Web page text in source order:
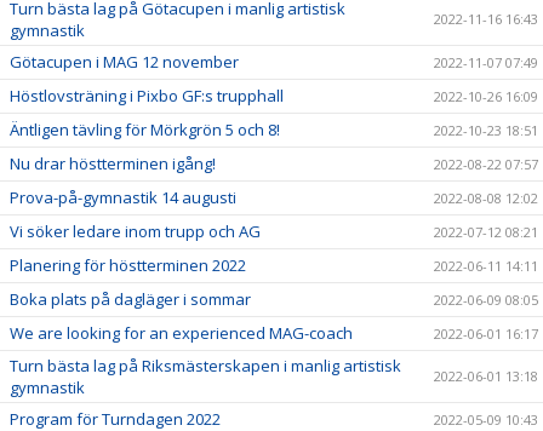
Turn bästa lag på Götacupen i manlig artistisk
gymnastik
2022-11-16 16:43
Götacupen i MAG 12 november 2022-11-07 07:49
Höstlovsträning i Pixbo GF:s trupphall 2022-10-26 16:09
Äntligen tävling för Mörkgrön 5 och 8! 2022-10-23 18:51
Nu drar höstterminen igång! 2022-08-22 07:57
Prova-på-gymnastik 14 augusti 2022-08-08 12:02
Vi söker ledare inom trupp och AG 2022-07-12 08:21
Planering för höstterminen 2022 2022-06-11 14:11
Boka plats på dagläger i sommar 2022-06-09 08:05
We are looking for an experienced MAG-coach 2022-06-01 16:17
Turn bästa lag på Riksmästerskapen i manlig artistisk
gymnastik
2022-06-01 13:18
Program för Turndagen 2022 2022-05-09 10:43